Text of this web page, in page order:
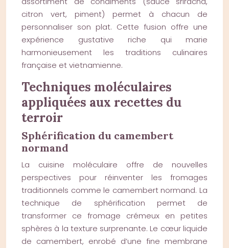
citron vert, piment) permet à chacun de
personnaliser son plat. Cette fusion offre une
expérience gustative riche qui marie
harmonieusement les traditions culinaires
française et vietnamienne.
Techniques moléculaires
appliquées aux recettes du
terroir
Sphérification du camembert
normand
La cuisine moléculaire offre de nouvelles
perspectives pour réinventer les fromages
traditionnels comme le camembert normand. La
technique de sphérification permet de
transformer ce fromage crémeux en petites
sphères à la texture surprenante. Le cœur liquide
de camembert, enrobé d’une fine membrane